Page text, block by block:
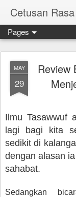
Cetusan Rasa
Pages
MAY
29
Review
Ilmu Tasawwuf
lagi bagi kita
sedikit di
dengan alasan
sahabat.
Sedangkan